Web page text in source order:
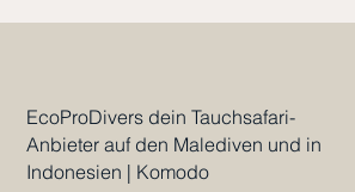
EcoProDivers dein Tauchsafari-
Anbieter auf den Malediven und in
Indonesien | Komodo